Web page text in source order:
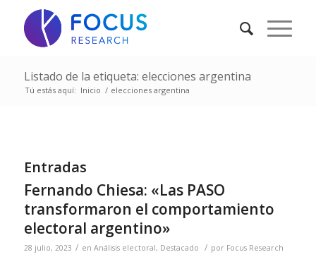
Listado de la etiqueta: elecciones argentina
Tú estás aquí: Inicio / elecciones argentina
Entradas
Fernando Chiesa: «Las PASO
transformaron el comportamiento
electoral argentino»
28 julio, 2023 / en Análisis electoral, Destacado / por Focus Research